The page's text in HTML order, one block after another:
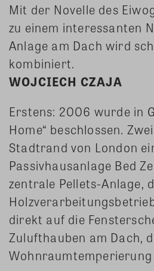
Mit der Novelle des
zu einem interessanten
Anlage am Dach wird
kombiniert.
WOJCIECH CZAJA
Erstens: 2006 wurde in
Home“ beschlossen.
Stadtrand von London
Passivhausanlage Bed
zentrale Pellets-Anlage,
direkt auf die
Zulufthauben am Dach,